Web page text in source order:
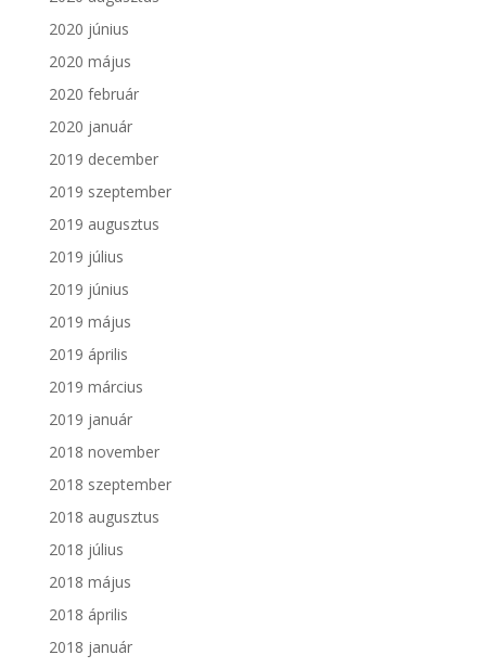
2020 június
2020 május
2020 február
2020 január
2019 december
2019 szeptember
2019 augusztus
2019 július
2019 június
2019 május
2019 április
2019 március
2019 január
2018 november
2018 szeptember
2018 augusztus
2018 július
2018 május
2018 április
2018 január